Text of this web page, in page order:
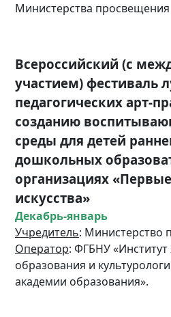
Министерства
Всероссийский (с
участием) фестиваль
педагогических арт-
созданию
среды для детей
дошкольных
организациях
искусства»
Декабрь-январь
Учредитель: Министерство
Оператор: ФГБНУ «Институт
образования и
академии образования».